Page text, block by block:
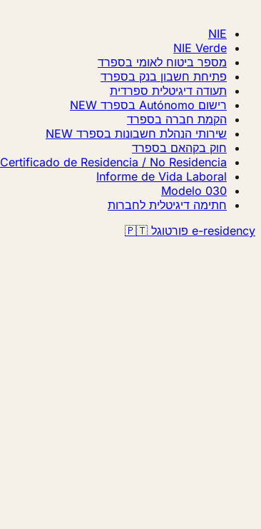
NIE
NIE Verde
מספר ביטוח לאומי בספרד
פתיחת חשבון בנק בספרד
תעודה דיגיטלית ספרדית
רישום Autónomo בספרד
NEW
הקמת חברה בספרד
שירותי הנהלת חשבונות בספרד NEW
חוק בקהאם בספרד
Certificado de Residencia / No Residencia
Informe de Vida Laboral
Modelo 030
חתימה דיגיטלית לחברות
e-residency פורטוגל 🇵🇹